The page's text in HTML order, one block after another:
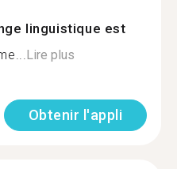
linguistique est
Lire plus
Obtenir l'appli